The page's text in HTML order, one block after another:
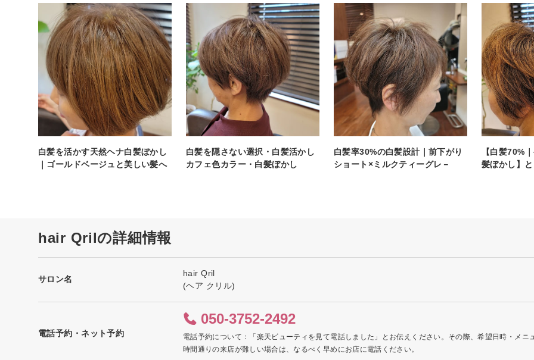
白髪を活かす天然ヘナ白髪ぼかし
｜ゴールドベージュと美しい髪へ
白髪を隠さない選択・白髪活かし
カフェ色カラー・白髪ぼかし
白髪率30%の白髪設計｜前下がり
ショート×ミルクティーグレ－
【白髪70%
髪ぼかし】
hair Qrilの詳細情報
サロン名
hair Qril
(ヘア クリル)
電話予約・ネット予約
050-3752-2492
電話予約について：「楽天ビューティを見て電話しました」とお伝えください。その際、希望日時・メ
時間通りの来店が難しい場合は、なるべく早めにお店に電話ください。